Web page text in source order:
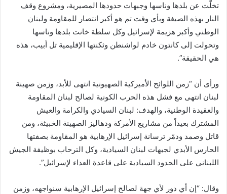
تخلّت عن بلدها وناسها وجبهات حدودها المصيرية، ومشروع وقف
النار بهذه الصيغة وبأي وقت تم هو أكبر انتصار للمقاومة ولبنان
الوطني وأكبر هزيمة لإسرائيل وكل سلطة خانت بلدها وناسها
وتحولت إلى كانتون خادم لواشنطن وثكنتها الإقليمية تل أبيب، هذه
هي الحقيقة”.
ورأى أن “زمن اللوائح الأميركية الصهيونية انتهى للأبد، وزمن صهينة
لبنان انتهى مع فشل هذه الحرب الكونية لصالح لبنان المقاومة
والعقيدة الوطنية، والهدف: لبنان السيادي والكرامة والعيش
المشترك بعيداً من مشاريع الأمركة ودهاليز الصهينة الخبيثة، ومن
قاتل وصمد ودمّر ترسانة إسرائيل الإرهابية هو المقاومة بصفتها
الحارس الأبدي لجبهات لبنان السيادية، وكل الترحاب بوظيفة الجيش
اللبناني على الحدود السيادية على قاعدة العداء لإسرائيل”.
وقال: “إن أي دور لأي جهة لصالح إسرائيل الإرهابية سنواجهه، وزمن